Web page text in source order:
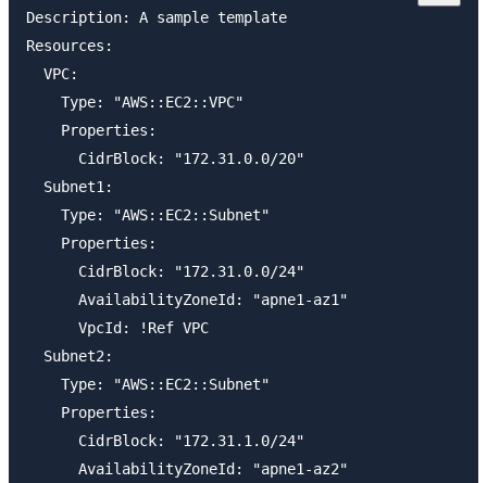
Description: A sample template
Resources:
  VPC:
    Type: "AWS::EC2::VPC"
    Properties:
      CidrBlock: "172.31.0.0/20"
  Subnet1:
    Type: "AWS::EC2::Subnet"
    Properties:
      CidrBlock: "172.31.0.0/24"
      AvailabilityZoneId: "apne1-az1"
      VpcId: !Ref VPC
  Subnet2:
    Type: "AWS::EC2::Subnet"
    Properties:
      CidrBlock: "172.31.1.0/24"
      AvailabilityZoneId: "apne1-az2"